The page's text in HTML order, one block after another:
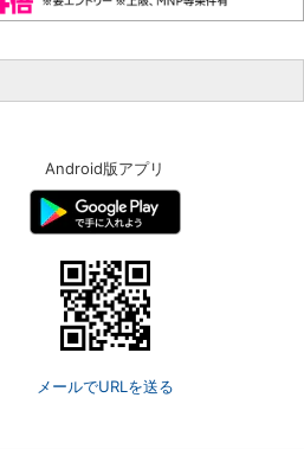
Android版アプリ
メールでURLを送る